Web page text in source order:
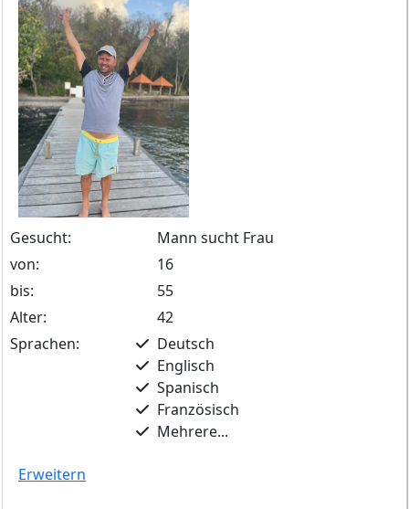
Gesucht:
Mann sucht Frau
von:
16
bis:
55
Alter:
42
Sprachen:
Deutsch
Englisch
Spanisch
Französisch
Mehrere...
Erweitern